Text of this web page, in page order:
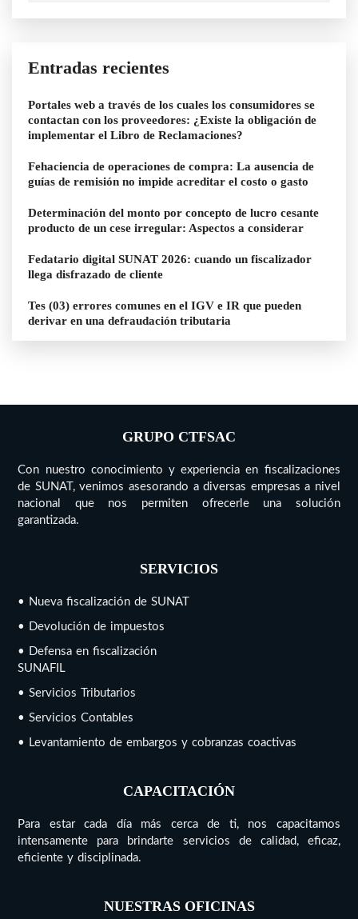
Entradas recientes
Portales web a través de los cuales los consumidores se
contactan con los proveedores: ¿Existe la obligación de
implementar el Libro de Reclamaciones?
Fehaciencia de operaciones de compra: La ausencia de
guías de remisión no impide acreditar el costo o gasto
Determinación del monto por concepto de lucro cesante
producto de un cese irregular: Aspectos a considerar
Fedatario digital SUNAT 2026: cuando un fiscalizador
llega disfrazado de cliente
Tes (03) errores comunes en el IGV e IR que pueden
derivar en una defraudación tributaria
GRUPO CTFSAC
Con nuestro conocimiento y experiencia en fiscalizaciones
de SUNAT, venimos asesorando a diversas empresas a nivel
nacional que nos permiten ofrecerle una solución
garantizada.
SERVICIOS
• Nueva fiscalización de SUNAT
• Devolución de impuestos
• Defensa en fiscalización
SUNAFIL
• Servicios Tributarios
• Servicios Contables
• Levantamiento de embargos y cobranzas coactivas
CAPACITACIÓN
Para estar cada día más cerca de ti, nos capacitamos
intensamente para brindarte servicios de calidad, eficaz,
eficiente y disciplinada.
NUESTRAS OFICINAS